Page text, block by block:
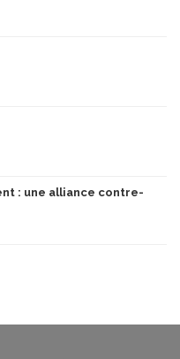
: une alliance contre-